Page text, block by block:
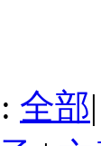
全部|